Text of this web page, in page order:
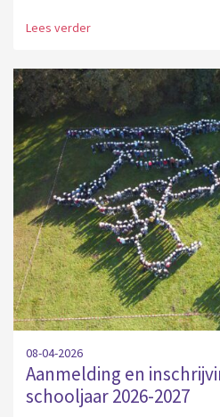
Lees verder
08-04-2026
Aanmelding en
schooljaar 2026-2027